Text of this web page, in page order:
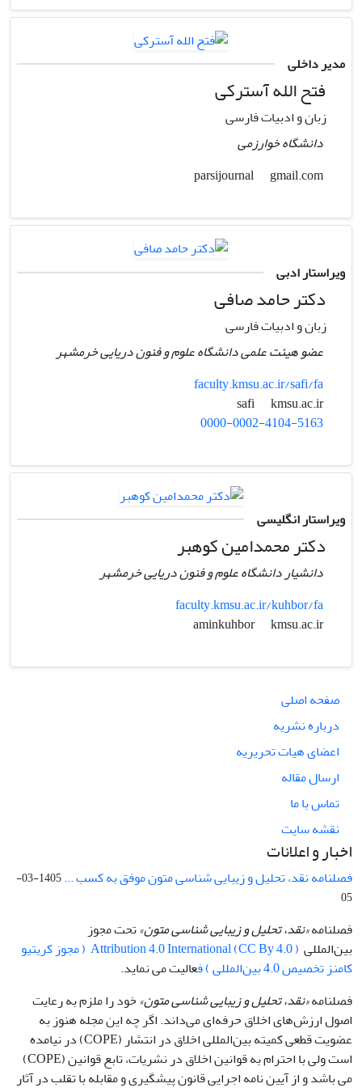
مدیر داخلی
فتح الله آسترکی
زبان و ادبیات فارسی
دانشگاه خوارزمی
gmail.com
ویراستار ادبی
دکتر حامد صافی
زبان و ادبیات فارسی
عضو هیئت علمی دانشگاه علوم و فنون دریایی خرمشهر
faculty.kmsu.ac.ir/safi/fa
safi
kmsu.ac.ir
0000-0002-4104-5163
ویراستار انگلیسی
دکتر محمدامین کوهبر
دانشیار دانشگاه علوم و فنون دریایی خرمشهر
faculty.kmsu.ac.ir/kuhbor/fa
aminkuhbor
kmsu.ac.ir
صفحه اصلی
درباره نشریه
اعضای هیات تحریریه
ارسال مقاله
تماس با ما
نقشه سایت
اخبار و اعلانات
فصلنامه نقد، تحلیل و زیبایی شناسی متون موفق به کسب ...
1405-03-
05
فصلنامه«نقد، تحلیل و زیبایی شناسی متون»تحت مجوز
بین‌المللی
Attribution 4.0 International (CC By 4.0 ) ( مجوز کریتیو
کامنز تخصیص 4.0 بین‌المللی ) ف
عالیت می نماید.
فصلنامه«نقد، تحلیل و زیبایی شناسی متون»خود را ملزم به رعایت
اصول ارزش‌های اخلاق حرفه‌ای می‌داند. اگر چه این مجله هنوز به
عضویت قطعی کمیته بین‌المللی اخلاق در انتشار (COPE) در نیامده
است ولی با احترام به قوانین اخلاق در نشریات، تابع قوانین (COPE)
می باشد و از آیین نامه اجرایی قانون پیشگیری و مقابله با تقلب در آثار